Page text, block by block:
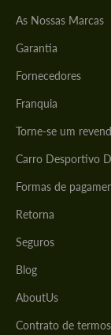
As Nossas Marcas
Garantia
Fornecedores
Franquia
Torne-se um
Carro Desportivo
Formas de
Retorna
Seguros
Blog
AboutUs
Contrato de